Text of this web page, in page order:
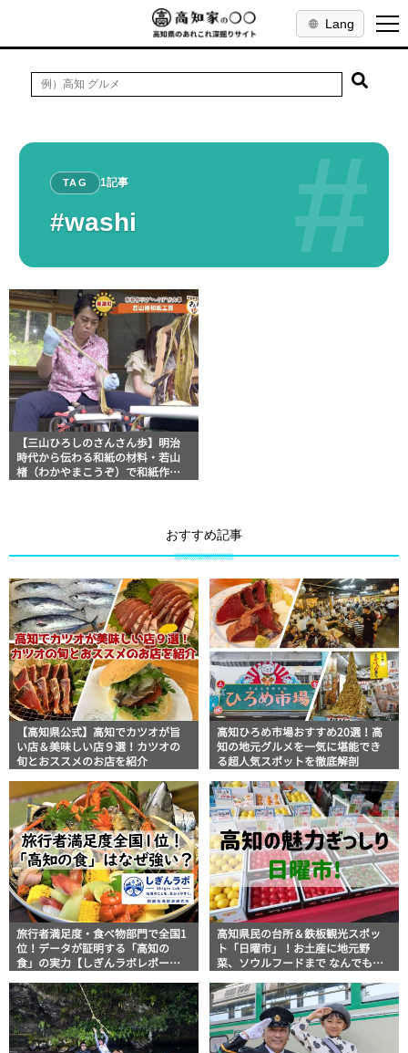
Lang
#
TAG 1記事
#washi
【三山ひろしのさんさん歩】明治
時代から伝わる和紙の材料・若山
楮（わかやまこうぞ）で和紙作り
おすすめ記事
【高知県公式】高知でカツオが旨
い店＆美味しい店９選！カツオの
旬とおススメのお店を紹介
高知ひろめ市場おすすめ20選！高
知の地元グルメを一気に堪能でき
る超人気スポットを徹底解剖
旅行者満足度・食べ物部門で全国1
位！データが証明する「高知の
食」の実力【しぎんラボレポー
高知県民の台所＆鉄板観光スポッ
ト「日曜市」！お土産に地元野
菜、ソウルフードまで なんでもそ
説！